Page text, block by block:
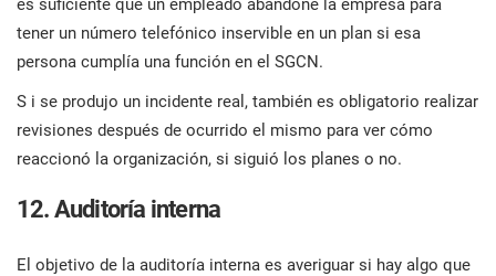
es suficiente que un empleado abandone la empresa para
tener un número telefónico inservible en un plan si esa
persona cumplía una función en el SGCN.
S i se produjo un incidente real, también es obligatorio realizar
revisiones después de ocurrido el mismo para ver cómo
reaccionó la organización, si siguió los planes o no.
12. Auditoría interna
El objetivo de la auditoría interna es averiguar si hay algo que